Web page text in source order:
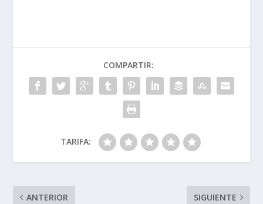
COMPARTIR:
TARIFA:
ANTERIOR SIGUIENTE